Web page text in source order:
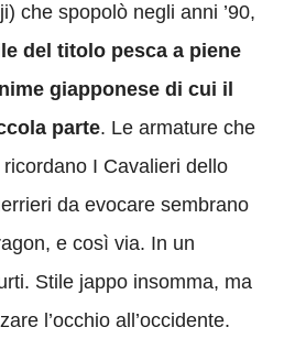
che spopolò negli anni ’90,
del titolo pesca a piene
giapponese di cui il
parte. Le armature che
I Cavalieri dello
da evocare sembrano
e così via. In un
Stile jappo insomma, ma
l’occhio all’occidente.